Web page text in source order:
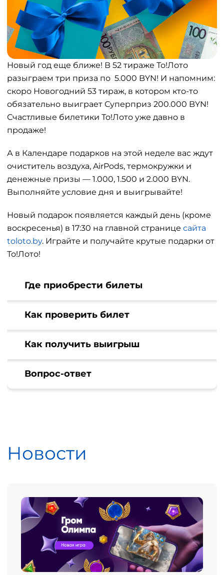
Новый год еще ближе! В 52 тираже То!Лото
разыграем три приза по 5.000 BYN! И напомним:
скоро Новогодний 53 тираж, в котором кто-то
обязательно выиграет Суперприз 200.000 BYN!
Счастливые билетики То!Лото уже давно в
продаже!
А в Календаре подарков на этой неделе вас ждут
очиститель воздуха, AirPods, термокружки и
денежные призы — 1.000, 1.500 и 2.000 BYN.
Выполняйте условие дня и выигрывайте!
Новый подарок появляется каждый день (кроме
воскресенья) в 17:30 на главной странице сайта
toloto.by. Играйте и получайте крутые подарки от
То!Лото!
Где приобрести билеты
Как проверить билет
Как получить выигрыш
Вопрос-ответ
Новости